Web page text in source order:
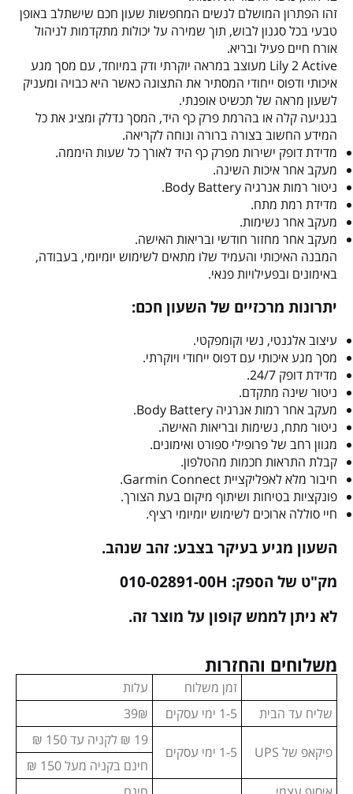
זהו הפתרון המושלם לנשים המחפשות שעון חכם שישתלב באופן
טבעי בכל סגנון לבוש, תוך שמירה על יכולות מתקדמות לניהול
אורח חיים פעיל ובריא.
Lily 2 Active מעוצב במראה יוקרתי ודק במיוחד, עם מסך מגע
איכותי ודפוס ייחודי המסתיר את התצוגה כאשר היא כבויה ומעניק
לשעון מראה של תכשיט אופנתי.
בנגיעה קלה או בהרמת פרק כף היד, המסך נדלק ומציג את כל
המידע החשוב בצורה ברורה ונוחה לקריאה.
מדידת דופק ישירות מפרק כף היד לאורך כל שעות היממה.
מעקב אחר איכות השינה.
ניטור רמות אנרגיה Body Battery.
מדידת רמת מתח.
מעקב אחר נשימות.
מעקב אחר מחזור חודשי ובריאות האישה.
המבנה האיכותי והעמיד שלו מתאים לשימוש יומיומי, בעבודה,
באימונים ובפעילויות פנאי.
יתרונות מרכזיים של השעון חכם:
עיצוב אלגנטי, נשי וקומפקטי.
מסך מגע איכותי עם דפוס ייחודי ויוקרתי.
מדידת דופק 24/7.
ניטור שינה מתקדם.
מעקב אחר רמות אנרגיה Body Battery.
ניטור מתח, נשימות ובריאות האישה.
מגוון רחב של פרופילי ספורט ואימונים.
קבלת התראות חכמות מהטלפון.
חיבור מלא לאפליקציית Garmin Connect.
פונקציות בטיחות ושיתוף מיקום בעת הצורך.
חיי סוללה ארוכים לשימוש יומיומי רציף.
השעון מגיע בעיקר בצבע: זהב שנהב.
מק"ט של הספק: 010-02891-00H
לא ניתן לממש קופון על מוצר זה.
משלוחים והחזרות
זמן משלוח
עלות
שליח עד הבית
1-5 ימי עסקים 39₪
פיקאפ של UPS 1-5 ימי עסקים
19 ₪ לקניה עד 150 ₪
חינם בקניה מעל 150 ₪